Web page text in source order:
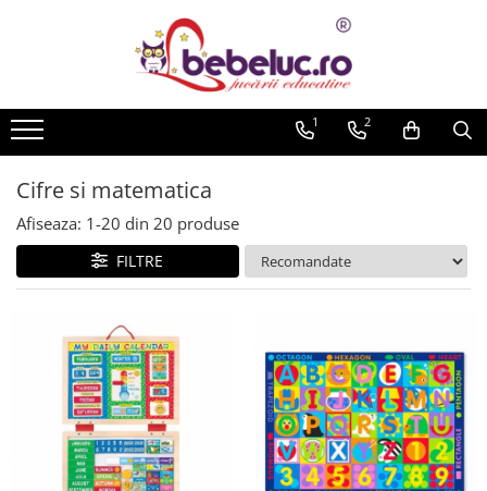
Toate Produsele
Jucarii pe varste
Jucarii educative
Jucarii magnetice
Cuburi de construit
Seturi Experimente pentru copii
Organele Corpului Uman
Roboti de jucarie
Jucarii Creativitate
Lucru manual copii
Plastilina
Seturi de desen
1 2
Cifre si matematica
Afiseaza: 1-20 din 20 produse
FILTRE